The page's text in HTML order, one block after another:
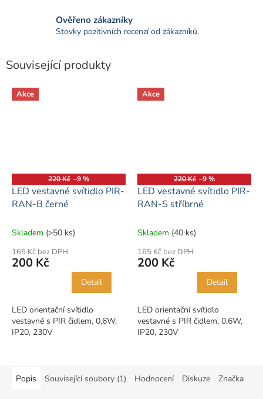
Ověřeno zákazníky
Stovky pozitivních recenzí od zákazníků.
Související produkty
Akce
220 Kč –9 %
LED vestavné svítidlo PIR-
RAN-B černé
Skladem (>50 ks)
165 Kč bez DPH
200 Kč
Detail
LED orientační svítidlo
vestavné s PIR čidlem, 0,6W,
IP20, 230V
Akce
220 Kč –9 %
LED vestavné svítidlo PIR-
RAN-S stříbrné
Skladem (40 ks)
165 Kč bez DPH
200 Kč
Detail
LED orientační svítidlo
vestavné s PIR čidlem, 0,6W,
IP20, 230V
Popis Související soubory (1) Hodnocení Diskuze Značka